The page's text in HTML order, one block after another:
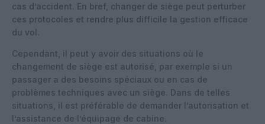
cas d’accident. En bref, changer de siège peut perturber
ces protocoles et rendre plus difficile la gestion efficace
du vol.
Cependant, il peut y avoir des situations où le
changement de siège est autorisé, par exemple si un
passager a des besoins spéciaux ou en cas de
problèmes techniques avec un siège. Dans de telles
situations, il est préférable de demander l’autorisation et
l’assistance de l’équipage de cabine.